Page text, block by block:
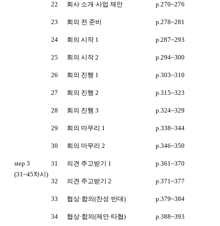
22 회사 소개·사업 제안 p.270~276
23 회의 전 준비 p.278~281
24 회의 시작 1 p.287~293
25 회의 시작 2 p.294~300
26 회의 진행 1 p.303~310
27 회의 진행 2 p.315~323
28 회의 진행 3 p.324~329
29 회의 마무리 1 p.338~344
30 회의 마무리 2 p.346~350
step 3
(31~45차시)
31 의견 주고받기 1 p.361~370
32 의견 주고받기 2 p.371~377
33 협상·합의(찬성·반대) p.379~384
34 협상·합의(제안·타협) p.388~393